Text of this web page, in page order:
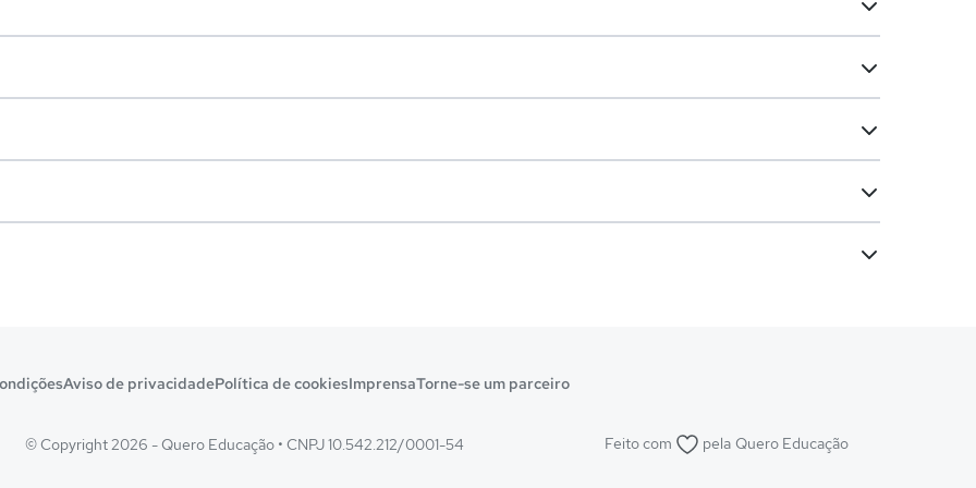
Aviso de privacidadePolítica de cookiesImprensaTorne-se um parceiro
© Copyright 2026 - Quero Educação • CNPJ 10.542.212/0001-54 Feito com pela Quero Educação